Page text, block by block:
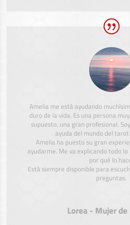
Amelia me está ayudando
duro de la vida. Es una persona
supuesto, una gran profesional.
ayuda del mundo del
Amelia ha puesto su gran
ayudarme. Me va explicando todo lo
por qué lo
Está siempre disponible para
preguntas.
Lorea - Mujer